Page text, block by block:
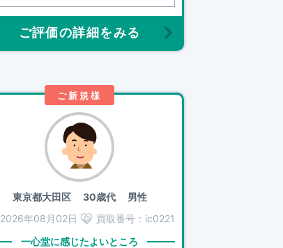
ご評価の詳細をみる
ご新規様
東京都大田区30歳代 男性
2026年08月02日
買取番号： ic0221
一心堂に感じたよいところ